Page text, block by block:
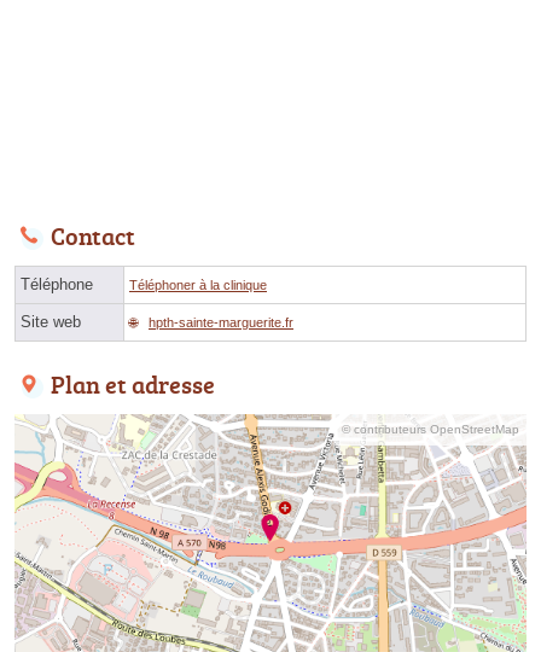
Contact
Téléphone Téléphoner à la clinique
Site web hpth-sainte-marguerite.fr
Plan et adresse
© contributeurs OpenStreetMap